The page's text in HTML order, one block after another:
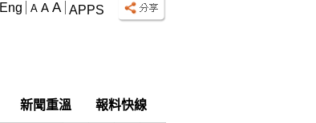
APPS
A A A
Eng
新聞重溫
報料快線